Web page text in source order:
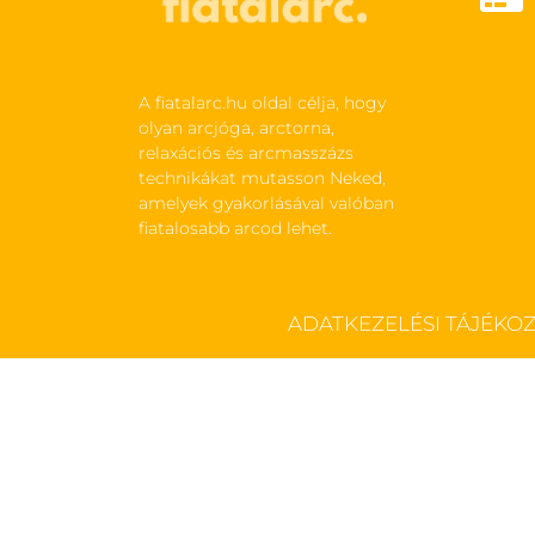
A fiatalarc.hu oldal célja, hogy
olyan arcjóga, arctorna,
relaxációs és arcmasszázs
technikákat mutasson Neked,
amelyek gyakorlásával valóban
fiatalosabb arcod lehet.
ADATKEZELÉSI